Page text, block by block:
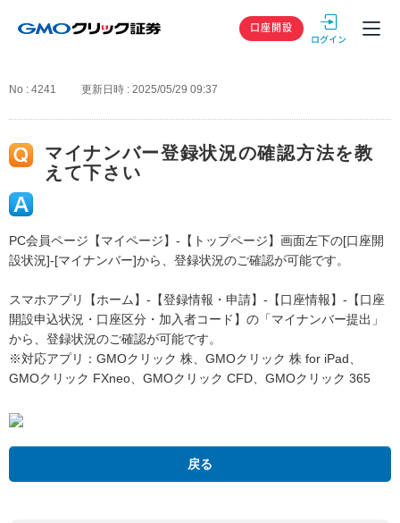
GMOクリック
口座開設
No : 4241 更新日時 : 2025/05/29 09:37
マイナンバー登録状況の確認方法を教
えて下さい
PC会員ページ【マイページ】-【トップページ】画面左下の[口座開
設状況]-[マイナンバー]から、登録状況のご確認が可能です。
スマホアプリ【ホーム】-【登録情報・申請】-【口座情報】-【口座
開設申込状況・口座区分・加入者コード】の「マイナンバー提出」
から、登録状況のご確認が可能です。
※対応アプリ：GMOクリック 株、GMOクリック 株 for iPad、
GMOクリック FXneo、GMOクリック CFD、GMOクリック 365
戻る